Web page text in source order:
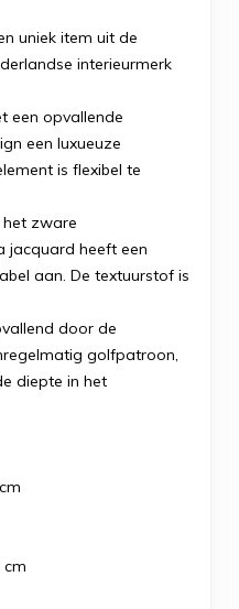
uniek item uit de
interieurmerk
een opvallende
een luxueuze
is flexibel te
zware
jacquard heeft een
aan. De textuurstof is
door de
golfpatroon,
diepte in het
cm